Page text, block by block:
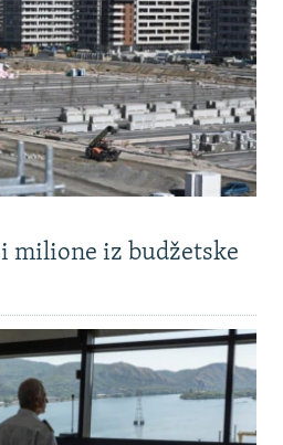
milione iz budžetske